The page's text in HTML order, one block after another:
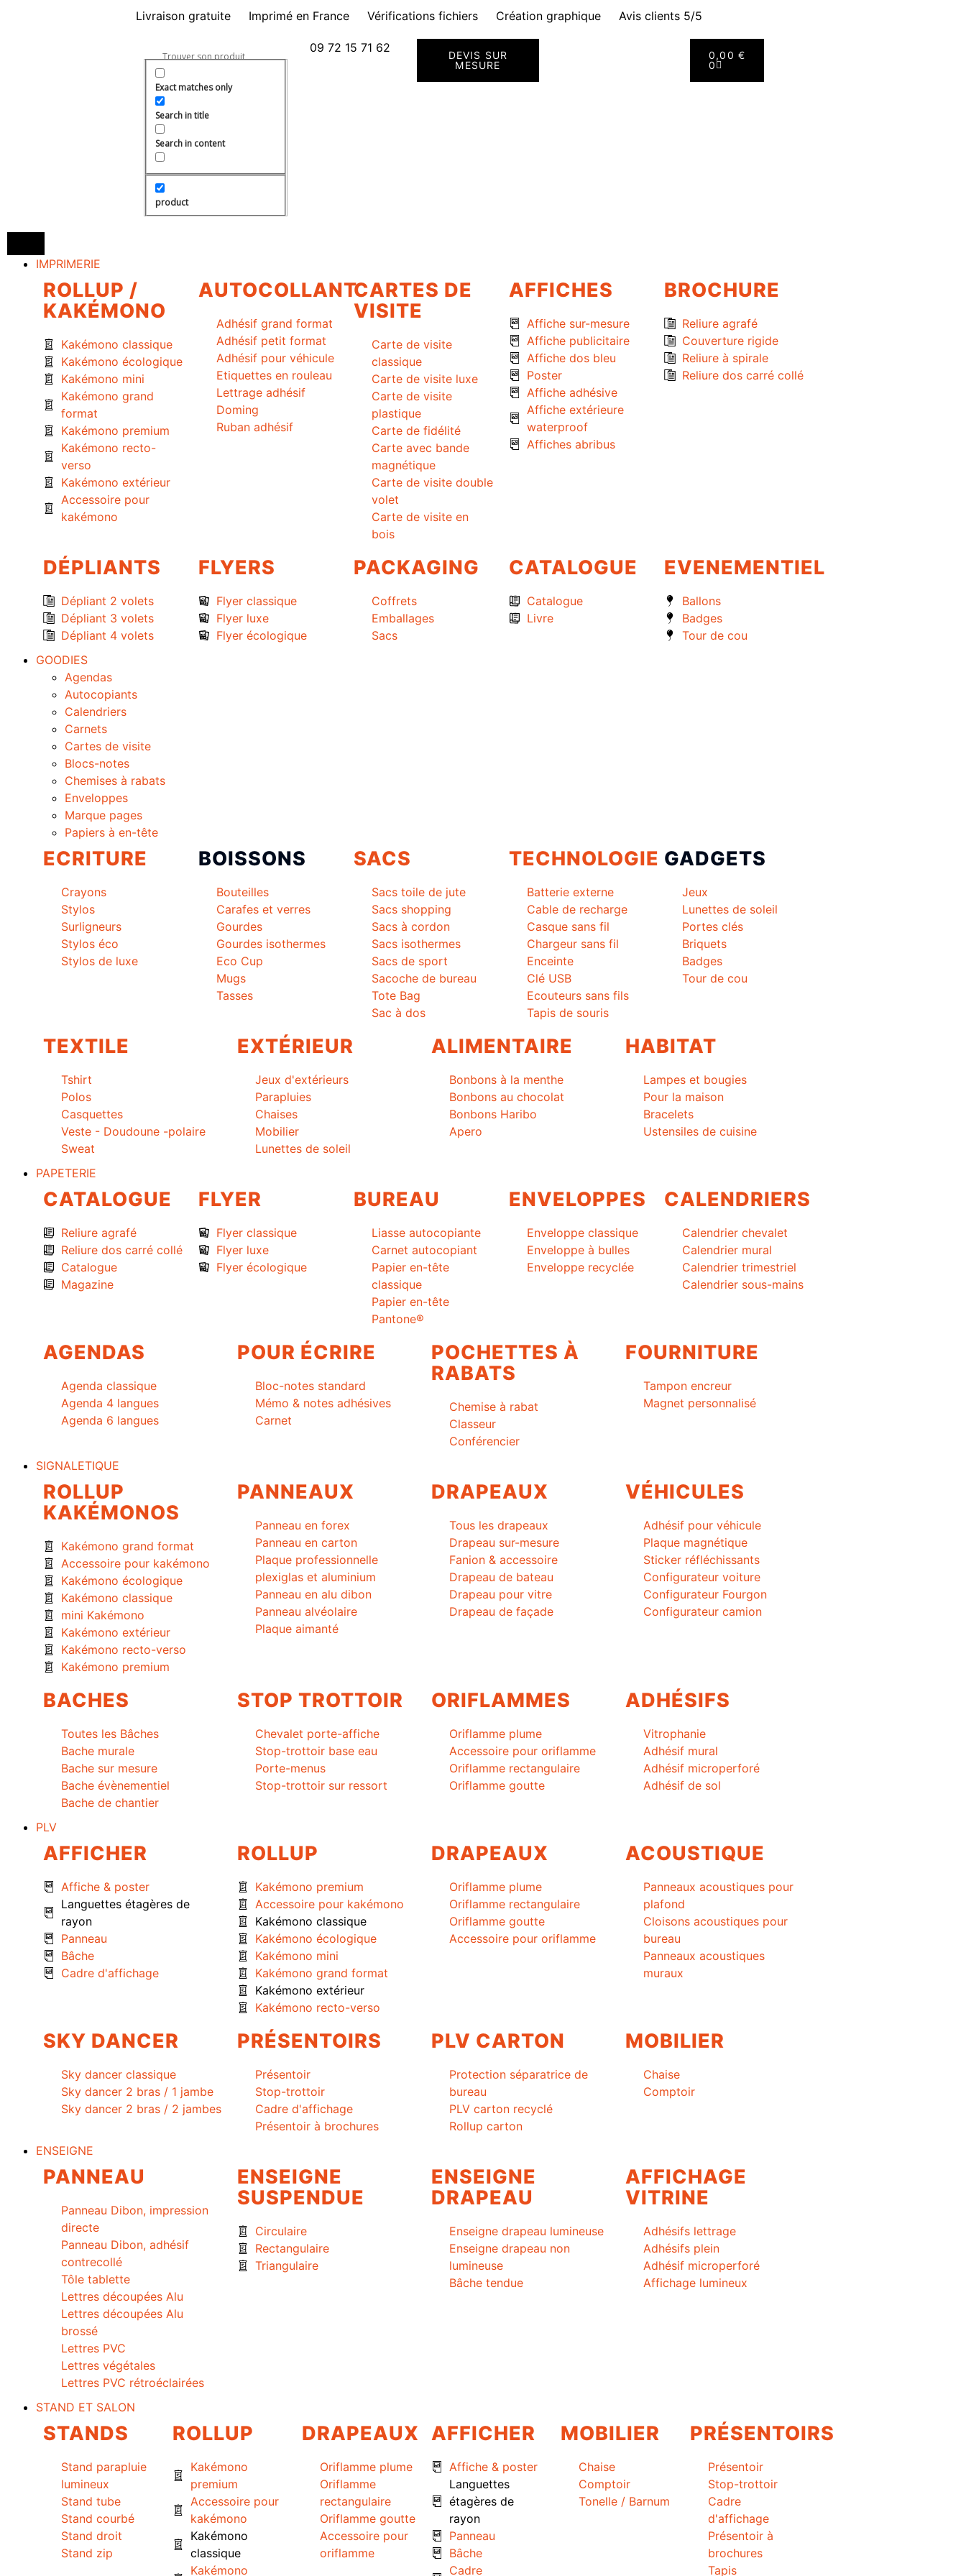
Livraison gratuite Imprimé en France Vérifications fichiers Création graphique Avis clients 5/5
Exact matches only
Search in title
Search in content
product
09 72 15 71 62
DEVIS SUR
MESURE
0,00 €
0
IMPRIMERIE
ROLLUP /
KAKÉMONO
Kakémono classique
Kakémono écologique
Kakémono mini
Kakémono grand
format
Kakémono premium
Kakémono recto-
verso
Kakémono extérieur
Accessoire pour
kakémono
AUTOCOLLANT
Adhésif grand format
Adhésif petit format
Adhésif pour véhicule
Etiquettes en rouleau
Lettrage adhésif
Doming
Ruban adhésif
CARTES DE
VISITE
Carte de visite
classique
Carte de visite luxe
Carte de visite
plastique
Carte de fidélité
Carte avec bande
magnétique
Carte de visite double
volet
Carte de visite en
bois
AFFICHES
Affiche sur-mesure
Affiche publicitaire
Affiche dos bleu
Poster
Affiche adhésive
Affiche extérieure
waterproof
Affiches abribus
BROCHURE
Reliure agrafé
Couverture rigide
Reliure à spirale
Reliure dos carré collé
DÉPLIANTS
Dépliant 2 volets
Dépliant 3 volets
Dépliant 4 volets
FLYERS
Flyer classique
Flyer luxe
Flyer écologique
PACKAGING
Coffrets
Emballages
Sacs
CATALOGUE
Catalogue
Livre
EVENEMENTIEL
Ballons
Badges
Tour de cou
GOODIES
Agendas
Autocopiants
Calendriers
Carnets
Cartes de visite
Blocs-notes
Chemises à rabats
Enveloppes
Marque pages
Papiers à en-tête
ECRITURE
Crayons
Stylos
Surligneurs
Stylos éco
Stylos de luxe
BOISSONS
Bouteilles
Carafes et verres
Gourdes
Gourdes isothermes
Eco Cup
Mugs
Tasses
SACS
Sacs toile de jute
Sacs shopping
Sacs à cordon
Sacs isothermes
Sacs de sport
Sacoche de bureau
Tote Bag
Sac à dos
TECHNOLOGIE
Batterie externe
Cable de recharge
Casque sans fil
Chargeur sans fil
Enceinte
Clé USB
Ecouteurs sans fils
Tapis de souris
GADGETS
Jeux
Lunettes de soleil
Portes clés
Briquets
Badges
Tour de cou
TEXTILE
Tshirt
Polos
Casquettes
Veste - Doudoune -polaire
Sweat
EXTÉRIEUR
Jeux d'extérieurs
Parapluies
Chaises
Mobilier
Lunettes de soleil
ALIMENTAIRE
Bonbons à la menthe
Bonbons au chocolat
Bonbons Haribo
Apero
HABITAT
Lampes et bougies
Pour la maison
Bracelets
Ustensiles de cuisine
PAPETERIE
CATALOGUE
Reliure agrafé
Reliure dos carré collé
Catalogue
Magazine
FLYER
Flyer classique
Flyer luxe
Flyer écologique
BUREAU
Liasse autocopiante
Carnet autocopiant
Papier en-tête
classique
Papier en-tête
Pantone®
ENVELOPPES
Enveloppe classique
Enveloppe à bulles
Enveloppe recyclée
CALENDRIERS
Calendrier chevalet
Calendrier mural
Calendrier trimestriel
Calendrier sous-mains
AGENDAS
Agenda classique
Agenda 4 langues
Agenda 6 langues
POUR ÉCRIRE
Bloc-notes standard
Mémo & notes adhésives
Carnet
POCHETTES À
RABATS
Chemise à rabat
Classeur
Conférencier
FOURNITURE
Tampon encreur
Magnet personnalisé
SIGNALETIQUE
ROLLUP
KAKÉMONOS
Kakémono grand format
Accessoire pour kakémono
Kakémono écologique
Kakémono classique
mini Kakémono
Kakémono extérieur
Kakémono recto-verso
Kakémono premium
PANNEAUX
Panneau en forex
Panneau en carton
Plaque professionnelle
plexiglas et aluminium
Panneau en alu dibon
Panneau alvéolaire
Plaque aimanté
DRAPEAUX
Tous les drapeaux
Drapeau sur-mesure
Fanion & accessoire
Drapeau de bateau
Drapeau pour vitre
Drapeau de façade
VÉHICULES
Adhésif pour véhicule
Plaque magnétique
Sticker réfléchissants
Configurateur voiture
Configurateur Fourgon
Configurateur camion
BACHES
Toutes les Bâches
Bache murale
Bache sur mesure
Bache évènementiel
Bache de chantier
STOP TROTTOIR
Chevalet porte-affiche
Stop-trottoir base eau
Porte-menus
Stop-trottoir sur ressort
ORIFLAMMES
Oriflamme plume
Accessoire pour oriflamme
Oriflamme rectangulaire
Oriflamme goutte
ADHÉSIFS
Vitrophanie
Adhésif mural
Adhésif microperforé
Adhésif de sol
PLV
AFFICHER
Affiche & poster
Languettes étagères de
rayon
Panneau
Bâche
Cadre d'affichage
ROLLUP
Kakémono premium
Accessoire pour kakémono
Kakémono classique
Kakémono écologique
Kakémono mini
Kakémono grand format
Kakémono extérieur
Kakémono recto-verso
DRAPEAUX
Oriflamme plume
Oriflamme rectangulaire
Oriflamme goutte
Accessoire pour oriflamme
ACOUSTIQUE
Panneaux acoustiques pour
plafond
Cloisons acoustiques pour
bureau
Panneaux acoustiques
muraux
SKY DANCER
Sky dancer classique
Sky dancer 2 bras / 1 jambe
Sky dancer 2 bras / 2 jambes
PRÉSENTOIRS
Présentoir
Stop-trottoir
Cadre d'affichage
Présentoir à brochures
PLV CARTON
Protection séparatrice de
bureau
PLV carton recyclé
Rollup carton
MOBILIER
Chaise
Comptoir
ENSEIGNE
PANNEAU
Panneau Dibon, impression
directe
Panneau Dibon, adhésif
contrecollé
Tôle tablette
Lettres découpées Alu
Lettres découpées Alu
brossé
Lettres PVC
Lettres végétales
Lettres PVC rétroéclairées
ENSEIGNE
SUSPENDUE
Circulaire
Rectangulaire
Triangulaire
ENSEIGNE
DRAPEAU
Enseigne drapeau lumineuse
Enseigne drapeau non
lumineuse
Bâche tendue
AFFICHAGE
VITRINE
Adhésifs lettrage
Adhésifs plein
Adhésif microperforé
Affichage lumineux
STAND ET SALON
STANDS
Stand parapluie
lumineux
Stand tube
Stand courbé
Stand droit
Stand zip
ROLLUP
Kakémono
premium
Accessoire pour
kakémono
Kakémono
classique
Kakémono
DRAPEAUX
Oriflamme plume
Oriflamme
rectangulaire
Oriflamme goutte
Accessoire pour
oriflamme
AFFICHER
Affiche & poster
Languettes
étagères de
rayon
Panneau
Bâche
Cadre
MOBILIER
Chaise
Comptoir
Tonelle / Barnum
PRÉSENTOIRS
Présentoir
Stop-trottoir
Cadre
d'affichage
Présentoir à
brochures
Tapis